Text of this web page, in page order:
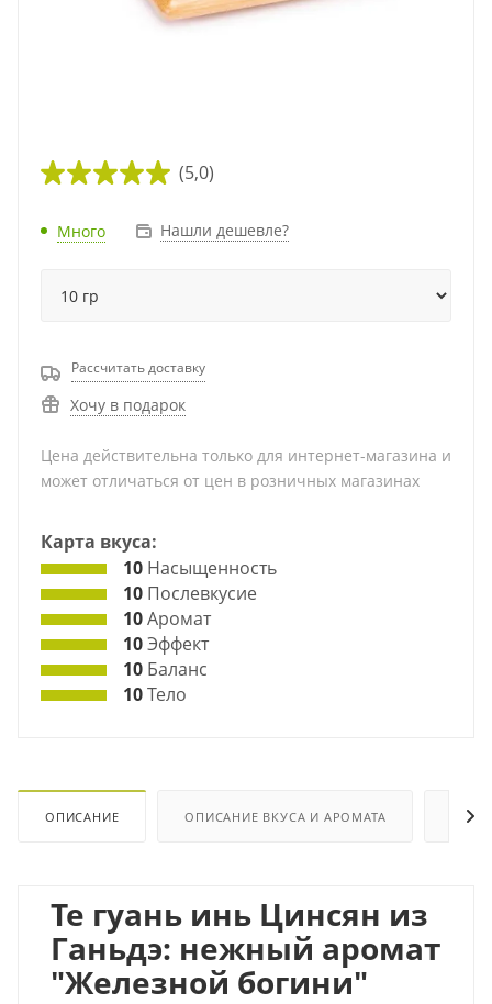
(5,0)
Много Нашли дешевле?
Рассчитать доставку
Хочу в подарок
Цена действительна только для интернет-магазина и
может отличаться от цен в розничных магазинах
Карта вкуса:
10 Насыщенность
10 Послевкусие
10Аромат
10Эффект
10 Баланс
10Тело
ОПИСАНИЕ ОПИСАНИЕ ВКУСА И АРОМАТА
Те гуань инь Цинсян из
Ганьдэ: нежный аромат
"Железной богини"